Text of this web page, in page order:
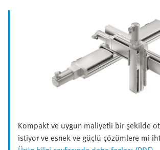
Kompakt ve uygun maliyetli bir şekilde
istiyor ve esnek ve güçlü çözümlere mi